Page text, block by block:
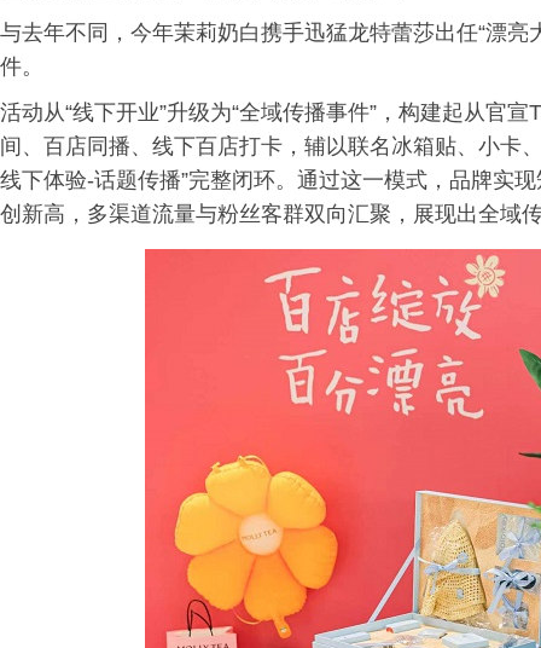
与去年不同，今年茉莉奶白携手迅猛龙特蕾莎出任“漂
件。
活动从“线下开业”升级为“全域传播事件”，构建起从官
间、百店同播、线下百店打卡，辅以联名冰箱贴、小卡
线下体验-话题传播”完整闭环。通过这一模式，品牌实
创新高，多渠道流量与粉丝客群双向汇聚，展现出全域